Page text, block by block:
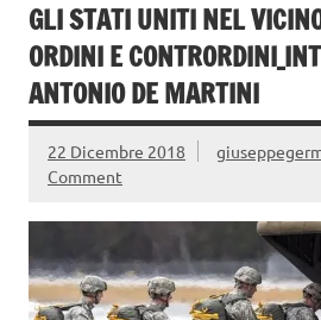
GLI STATI UNITI NEL
ORDINI E
ANTONIO DE MARTINI
22 Dicembre 2018
Comment